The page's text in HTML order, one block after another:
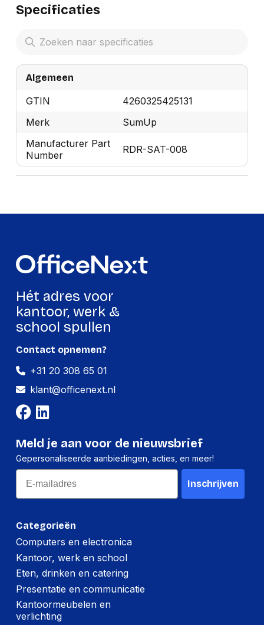
Specificaties
Algemeen
GTIN
4260325425131
Merk
SumUp
Manufacturer Part
Number
RDR-SAT-008
Hét adres voor
kantoor, werk &
school spullen
Categorieën
Computers en electronica
Kantoor, werk en school
Eten, drinken en catering
Presentatie en communicatie
Kantoormeubelen en
verlichting
Contact opnemen?
+31 20 308 65 01
klant@officenext.nl
Meld je aan voor de nieuwsbrief
Gepersonaliseerde aanbiedingen, acties, en meer!
Email
Inschrijven